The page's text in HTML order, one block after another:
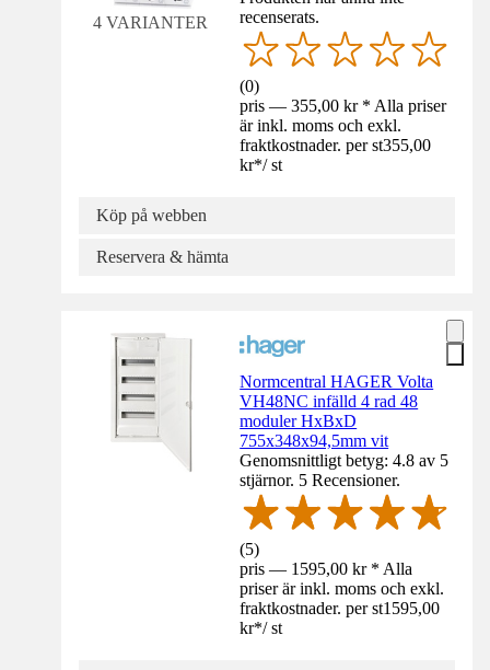
4 VARIANTER
recenserats.
(0)
pris — 355,00 kr * Alla priser
är inkl. moms och exkl.
fraktkostnader. per st355,00
kr*/ st
Köp på webben
Reservera & hämta
Normcentral HAGER Volta
VH48NC infälld 4 rad 48
moduler HxBxD
755x348x94,5mm vit
Genomsnittligt betyg: 4.8 av 5
stjärnor. 5 Recensioner.
(5)
pris — 1595,00 kr * Alla
priser är inkl. moms och exkl.
fraktkostnader. per st1595,00
kr*/ st